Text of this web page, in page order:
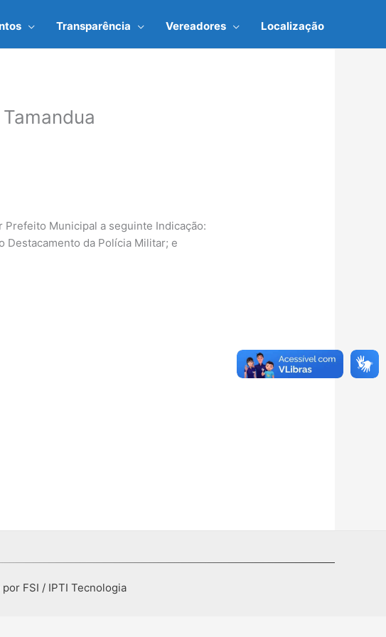
Transparência Vereadores Localização
Municipal a seguinte Indicação:
Destacamento da Polícia Militar; e
FSI / IPTI Tecnologia